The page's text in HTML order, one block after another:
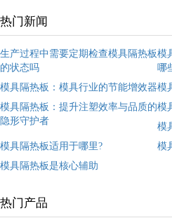
热门新闻
生产过程中需要定期检查模具隔热板
的状态吗
模
哪
模具隔热板：模具行业的节能增效器模
模具隔热板：提升注塑效率与品质的
隐形守护者
模
模
模具隔热板适用于哪里?
模
模具隔热板是核心辅助
热门产品